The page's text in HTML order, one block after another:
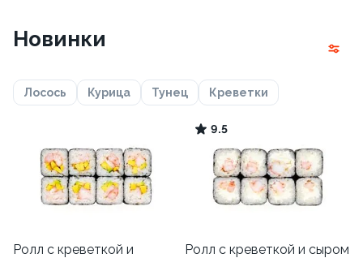
Новинки
Лосось Курица Тунец Креветки
Ролл с креветкой и
9.5
Ролл с креветкой и сыром